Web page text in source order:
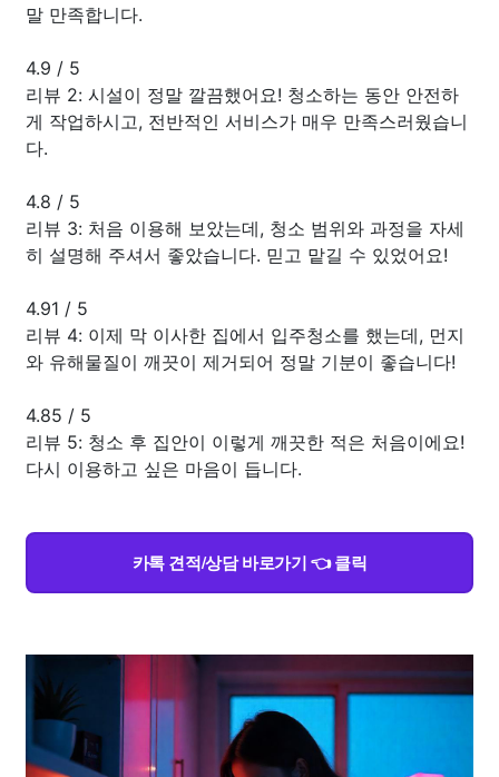
말 만족합니다.
4.9 / 5
리뷰 2: 시설이 정말 깔끔했어요! 청소하는 동안 안전하
게 작업하시고, 전반적인 서비스가 매우 만족스러웠습니
다.
4.8 / 5
리뷰 3: 처음 이용해 보았는데, 청소 범위와 과정을 자세
히 설명해 주셔서 좋았습니다. 믿고 맡길 수 있었어요!
4.91 / 5
리뷰 4: 이제 막 이사한 집에서 입주청소를 했는데, 먼지
와 유해물질이 깨끗이 제거되어 정말 기분이 좋습니다!
4.85 / 5
리뷰 5: 청소 후 집안이 이렇게 깨끗한 적은 처음이에요!
다시 이용하고 싶은 마음이 듭니다.
카톡 견적/상담 바로가기 👈 클릭